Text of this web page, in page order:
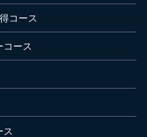
コース
コース
ス